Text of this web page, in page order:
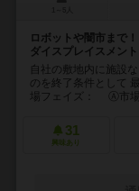
ロボットや闇市まで
ダイスプレイスメント
自社の敷地内に施設
のを終了条件として
場フェイズ： Ⓐ市場
31
興味あり